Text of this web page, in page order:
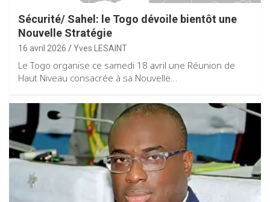
Sécurité/ Sahel: le Togo dévoile bientôt une
Nouvelle Stratégie
16 avril 2026 Yves LESAINT
Le Togo organise ce samedi 18 avril une Réunion de
Haut Niveau consacrée à sa Nouvelle…